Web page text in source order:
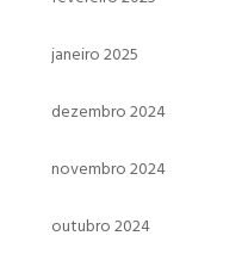
janeiro 2025
dezembro 2024
novembro 2024
outubro 2024